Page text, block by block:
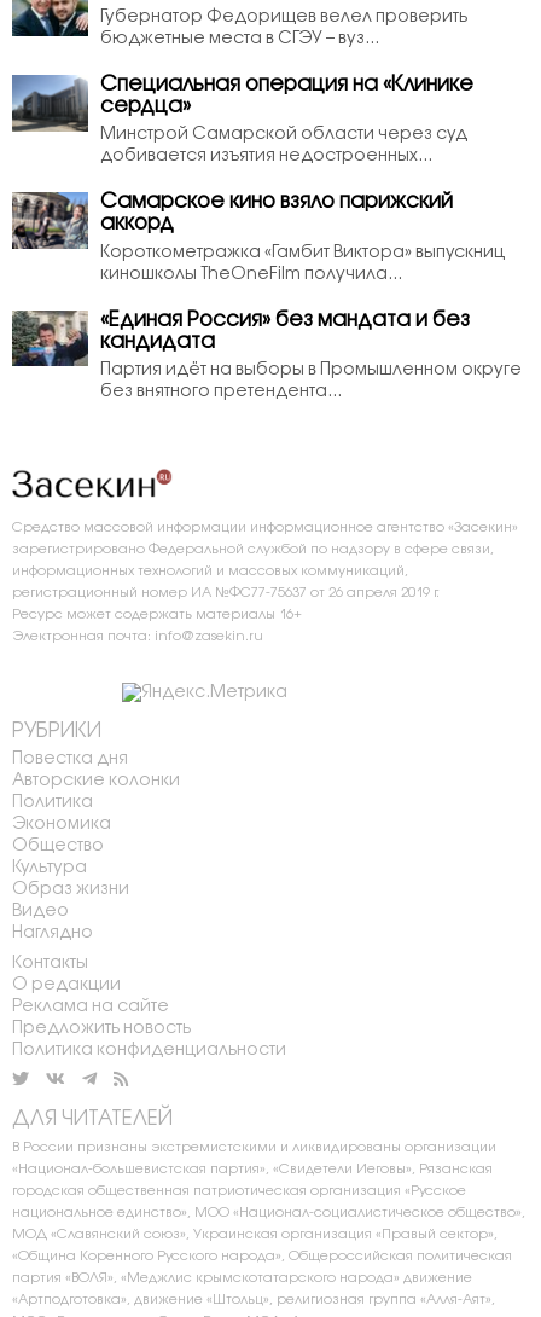
Губернатор Федорищев велел проверить
бюджетные места в СГЭУ – вуз...
Специальная операция на «Клинике
сердца»
Минстрой Самарской области через суд
добивается изъятия недостроенных...
Самарское кино взяло парижский
аккорд
Короткометражка «Гамбит Виктора» выпускниц
киношколы TheOneFilm получила...
«Единая Россия» без мандата и без
кандидата
Партия идёт на выборы в Промышленном округе
без внятного претендента...
Средство массовой информации информационное агентство «Засекин»
зарегистрировано Федеральной службой по надзору в сфере связи,
информационных технологий и массовых коммуникаций,
регистрационный номер ИА №ФС77-75637 от 26 апреля 2019 г.
Ресурс может содержать материалы 16+
Электронная почта: info@zasekin.ru
РУБРИКИ
Повестка дня
Авторские колонки
Политика
Экономика
Общество
Культура
Образ жизни
Видео
Наглядно
Контакты
О редакции
Реклама на сайте
Предложить новость
Политика конфиденциальности
ДЛЯ ЧИТАТЕЛЕЙ
В России признаны экстремистскими и ликвидированы организации
«Национал-большевистская партия», «Свидетели Иеговы», Рязанская
городская общественная патриотическая организация «Русское
национальное единство», МОО «Национал-социалистическое общество»,
МОД «Славянский союз», Украинская организация «Правый сектор»,
«Община Коренного Русского народа», Общероссийская политическая
партия «ВОЛЯ», «Меджлис крымскотатарского народа» движение
«Артподготовка», движение «Штольц», религиозная группа «Алля-Аят»,